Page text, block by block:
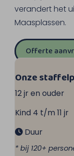
verandert het
Maasplassen.
Offerte
Onze
12 jr en ouder
Kind 4 t/m 11 jr
Duur
* bij 120+